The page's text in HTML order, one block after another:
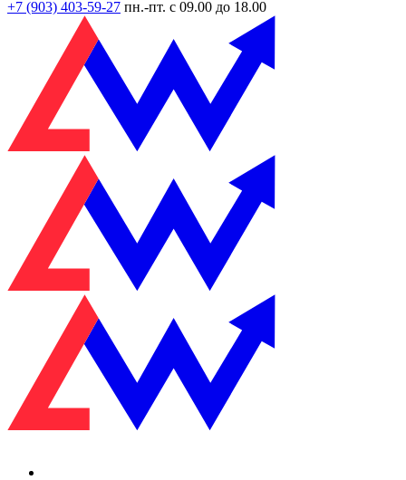
+7 (903) 403-59-27 пн.-пт. с 09.00 до 18.00